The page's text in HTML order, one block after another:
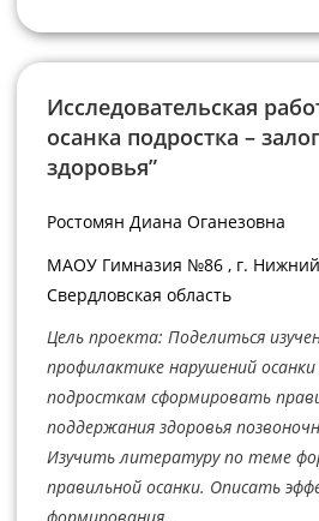
Исследовательская
осанка подростка –
здоровья”
Ростомян Диана Оганезовна
МАОУ Гимназия №86 , г. Нижний
Свердловская область
Цель проекта: Поделиться
профилактике нарушений
подросткам сформировать
поддержания здоровья
Изучить литературу по теме
правильной осанки. Описать